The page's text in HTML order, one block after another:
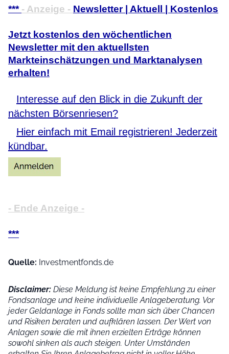
*** - Anzeige - Newsletter | Aktuell | Kostenlos
Jetzt kostenlos den wöchentlichen
Newsletter mit den aktuellsten
Markteinschätzungen und Marktanalysen
erhalten!
Interesse auf den Blick in die Zukunft der
nächsten Börsenriesen?
Hier einfach mit Email registrieren! Jederzeit
kündbar.
- Ende Anzeige -
***
Quelle: Investmentfonds.de
Disclaimer: Diese Meldung ist keine Empfehlung zu einer
Fondsanlage und keine individuelle Anlageberatung. Vor
jeder Geldanlage in Fonds sollte man sich über Chancen
und Risiken beraten und aufklären lassen. Der Wert von
Anlagen sowie die mit ihnen erzielten Erträge können
sowohl sinken als auch steigen. Unter Umständen